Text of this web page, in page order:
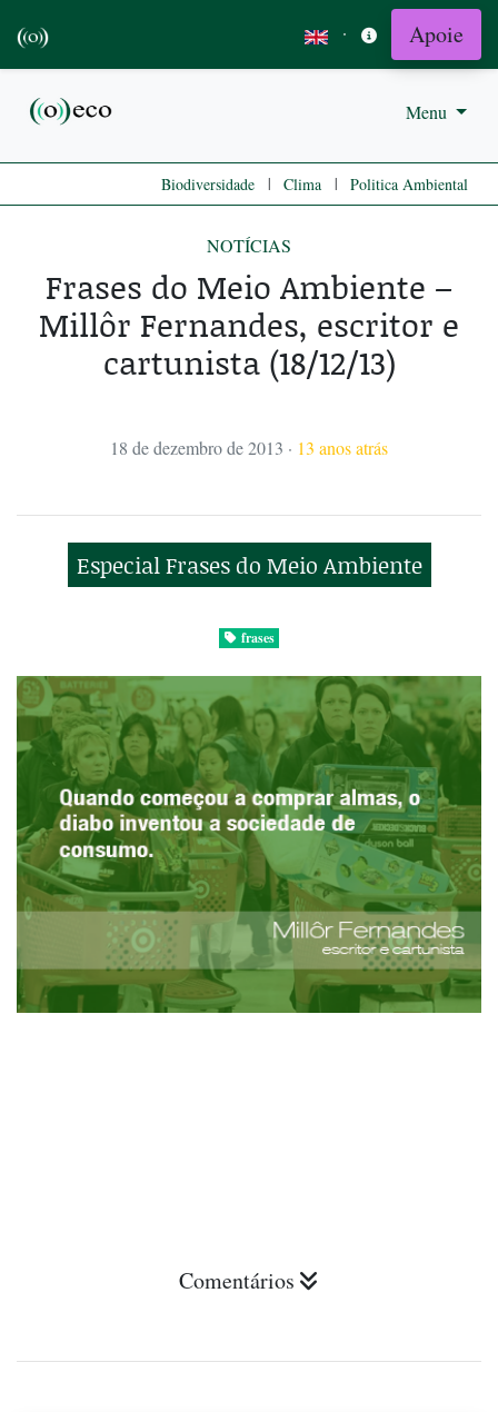
· Apoie
Menu
Biodiversidade | Clima | Politica Ambiental
NOTÍCIAS
Frases do Meio Ambiente –
Millôr Fernandes, escritor e
cartunista (18/12/13)
18 de dezembro de 2013 · 13 anos atrás
Especial Frases do Meio Ambiente
frases
Comentários